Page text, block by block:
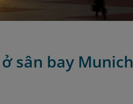
sân bay Munich